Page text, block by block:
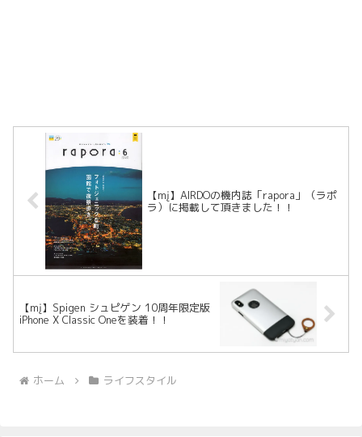
【mį】AIRDOの機内誌「rapora」（ラポ
ラ）に掲載して頂きました！！
【mį】Spigen シュピゲン 10周年限定版
iPhone X Classic Oneを装着！！
ホーム ライフスタイル